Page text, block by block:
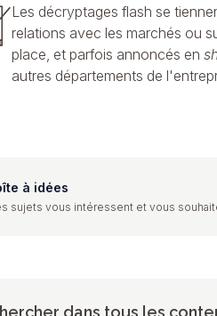
Les décryptages flash se
relations avec les marchés ou
place, et parfois annoncés en
autres départements de
à idées
sujets vous intéressent et vous
dans tous les